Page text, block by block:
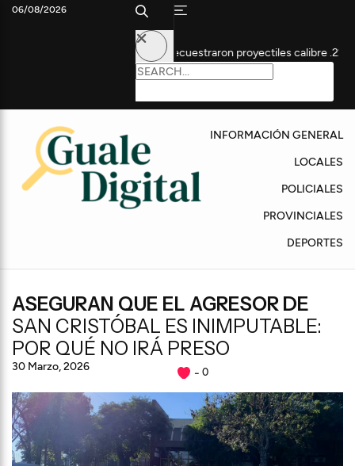
por homicidio: secuestraron proyectiles calibre .22 Con
06/08/2026
INFORMACIÓN GENERAL
LOCALES
POLICIALES
PROVINCIALES
DEPORTES
ASEGURAN QUE EL AGRESOR DE
SAN CRISTÓBAL ES INIMPUTABLE:
POR QUÉ NO IRÁ PRESO
30 Marzo, 2026 0